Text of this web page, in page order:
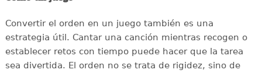
Convertir el orden en un juego también es una
estrategia útil. Cantar una canción mientras recogen o
establecer retos con tiempo puede hacer que la tarea
sea divertida. El orden no se trata de rigidez, sino de